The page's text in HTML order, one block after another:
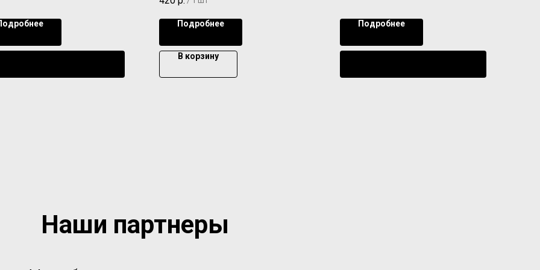
Подробнее
В корзину
Подробнее
Наши партнеры